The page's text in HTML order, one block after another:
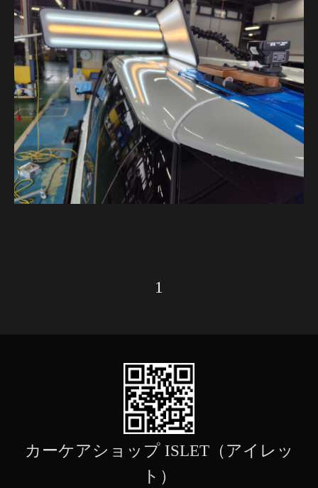
1
カーケアショップ ISLET（アイレッ
ト）